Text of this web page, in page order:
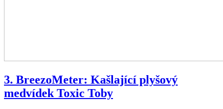
3. BreezoMeter: Kašlající plyšový
medvídek Toxic Toby